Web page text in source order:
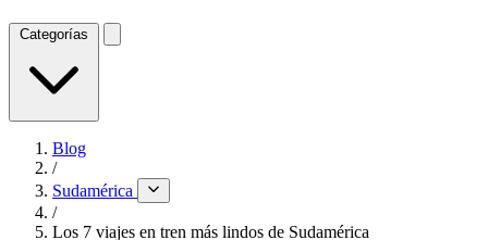
Categorías
Blog
/
Sudamérica
/
Los 7 viajes en tren más lindos de Sudamérica